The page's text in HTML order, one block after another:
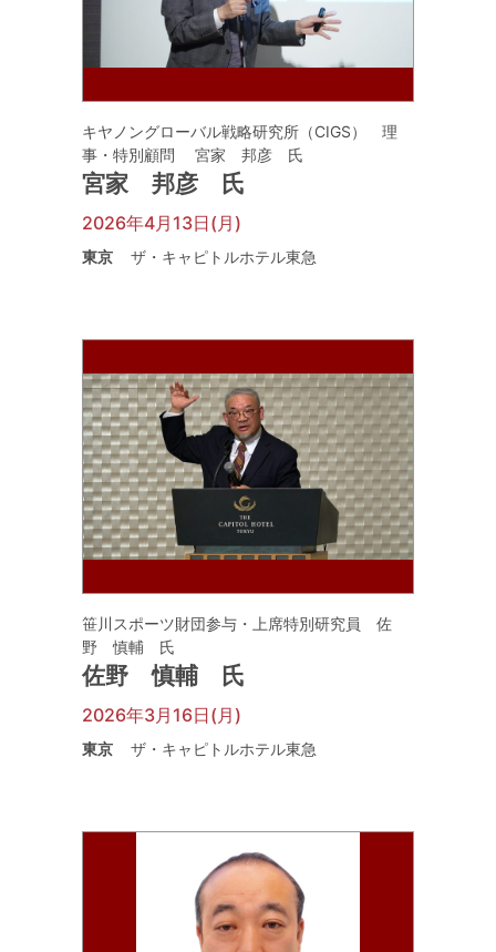
キヤノングローバル戦略研究所（CIGS） 理
事・特別顧問 宮家 邦彦 氏
宮家 邦彦 氏
2026年4月13日(月)
東京 ザ・キャピトルホテル東急
笹川スポーツ財団参与・上席特別研究員 佐
野 慎輔 氏
佐野 慎輔 氏
2026年3月16日(月)
東京 ザ・キャピトルホテル東急